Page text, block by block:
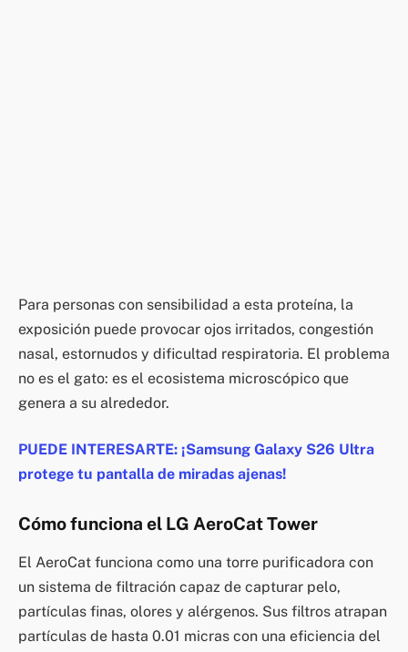
Para personas con sensibilidad a esta proteína, la
exposición puede provocar ojos irritados, congestión
nasal, estornudos y dificultad respiratoria. El problema
no es el gato: es el ecosistema microscópico que
genera a su alrededor.
PUEDE INTERESARTE: ¡Samsung Galaxy S26 Ultra
protege tu pantalla de miradas ajenas!
Cómo funciona el LG AeroCat Tower
El AeroCat funciona como una torre purificadora con
un sistema de filtración capaz de capturar pelo,
partículas finas, olores y alérgenos. Sus filtros atrapan
partículas de hasta 0.01 micras con una eficiencia del